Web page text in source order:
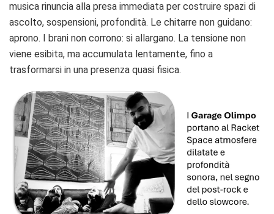
musica rinuncia alla presa immediata per costruire spazi di
ascolto, sospensioni, profondità. Le chitarre non guidano:
aprono. I brani non corrono: si allargano. La tensione non
viene esibita, ma accumulata lentamente, fino a
trasformarsi in una presenza quasi fisica.